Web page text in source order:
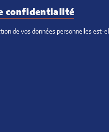
confidentialité
de vos données personnelles est-